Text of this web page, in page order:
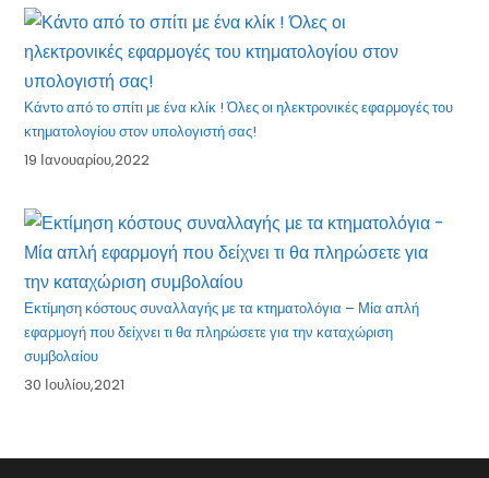
Κάντο από το σπίτι με ένα κλίκ ! Όλες οι ηλεκτρονικές εφαρμογές του
κτηματολογίου στον υπολογιστή σας!
19 Ιανουαρίου,2022
Εκτίμηση κόστους συναλλαγής με τα κτηματολόγια – Μία απλή
εφαρμογή που δείχνει τι θα πληρώσετε για την καταχώριση
συμβολαίου
30 Ιουλίου,2021